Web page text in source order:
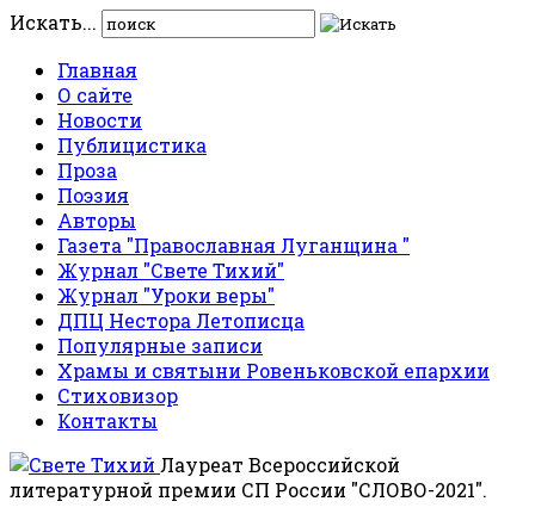
Искать...
Главная
О сайте
Новости
Публицистика
Проза
Поэзия
Авторы
Газета "Православная Луганщина "
Журнал "Свете Тихий"
Журнал "Уроки веры"
ДПЦ Нестора Летописца
Популярные записи
Храмы и святыни Ровеньковской епархии
Стиховизор
Контакты
Лауреат Всероссийской
литературной премии СП России "СЛОВО-2021".